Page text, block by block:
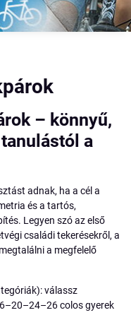
– könnyű,
a
adnak, ha a cél a
és a tartós,
Legyen szó az első
családi tekerésekről, a
a megfelelő
válassz
colos gyerek